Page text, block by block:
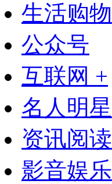
生活购物
公众号
互联网 +
名人明星
资讯阅读
影音娱乐